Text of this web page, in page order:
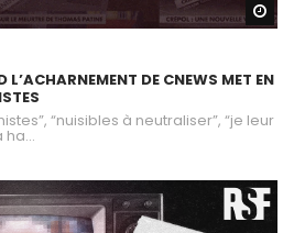
L’ACHARNEMENT DE CNEWS MET EN
“nuisibles à neutraliser”, “je leur